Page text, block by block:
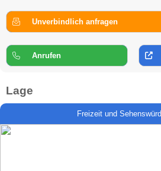
Unverbindlich anfragen
Anrufen
Lage
Freizeit und